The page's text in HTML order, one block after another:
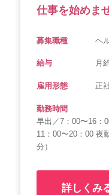
仕事を始めま
募集職種 ヘ
給与 月
雇用形態 正
勤務時間
早出／7：00〜16：
11：00〜20：00 夜
分）
詳しくみ